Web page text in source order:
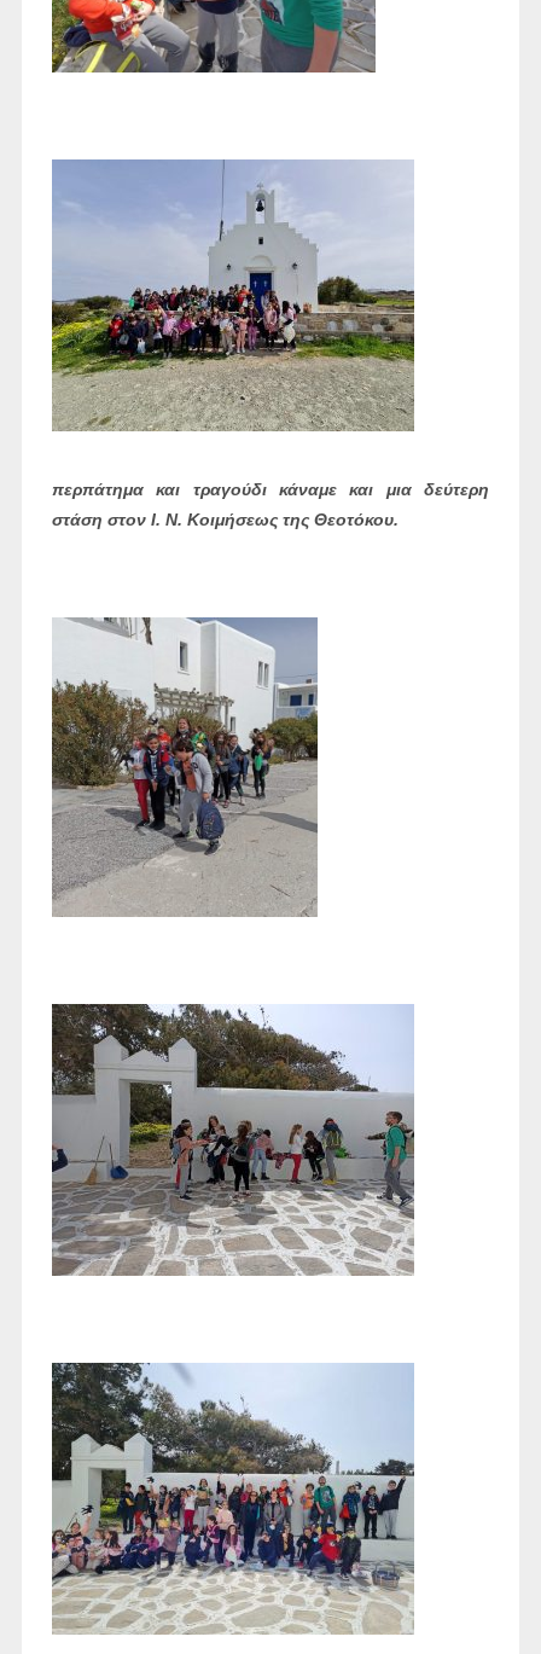
περπάτημα και τραγούδι κάναμε και μια δεύτερη
στάση στον Ι. Ν. Κοιμήσεως της Θεοτόκου.